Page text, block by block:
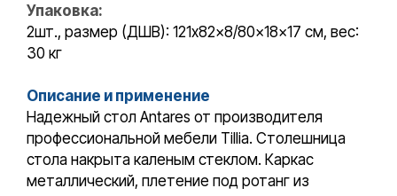
Упаковка:
2шт., размер (ДШВ): 121x82x8/80x18x17 см, вес:
30 кг
Описание и применение
Надежный стол Antares от производителя
профессиональной мебели Tillia. Столешница
стола накрыта каленым стеклом. Каркас
металлический, плетение под ротанг из